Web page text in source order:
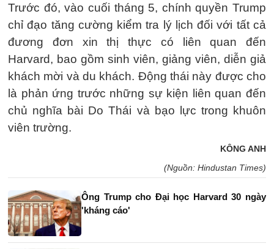
Trước đó, vào cuối tháng 5, chính quyền Trump
chỉ đạo tăng cường kiểm tra lý lịch đối với tất cả
đương đơn xin thị thực có liên quan đến
Harvard, bao gồm sinh viên, giảng viên, diễn giả
khách mời và du khách. Động thái này được cho
là phản ứng trước những sự kiện liên quan đến
chủ nghĩa bài Do Thái và bạo lực trong khuôn
viên trường.
KÔNG ANH
(Nguồn: Hindustan Times)
Ông Trump cho Đại học Harvard 30 ngày
'kháng cáo'